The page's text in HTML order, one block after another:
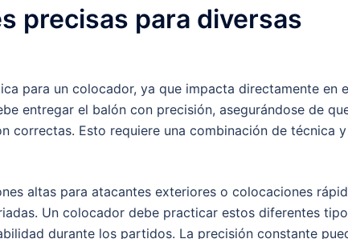
precisas para diversas
para un colocador, ya que impacta directamente en
entregar el balón con precisión, asegurándose de
correctas. Esto requiere una combinación de técnica y
altas para atacantes exteriores o colocaciones
Un colocador debe practicar estos diferentes
durante los partidos. La precisión constante